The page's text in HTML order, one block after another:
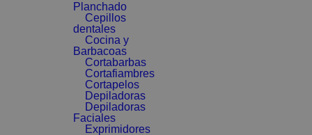
Planchado
Cepillos
dentales
Cocina y
Barbacoas
Cortabarbas
Cortafiambres
Cortapelos
Depiladoras
Depiladoras
Faciales
Exprimidores